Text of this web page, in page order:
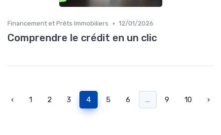
Financement et Prêts Immobiliers • 12/01/2026
Comprendre le crédit en un clic
‹ 1 2 3 4 5 6 ... 9 10 ›